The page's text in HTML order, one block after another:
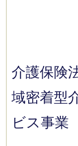
介護保険
域密着型
ビス事業